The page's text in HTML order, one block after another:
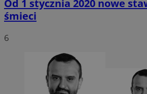
Od 1 stycznia 2020 nowe
śmieci
6
VISITOR_PRIVACY_METADATA